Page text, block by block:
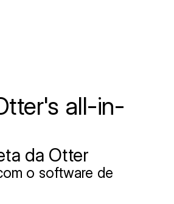
all-in-
da Otter
o software de